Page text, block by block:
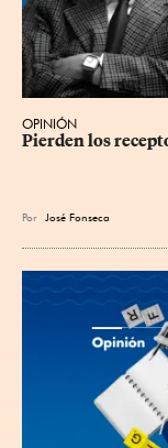
OPINIÓN
Pierden los
Por José Fonseca